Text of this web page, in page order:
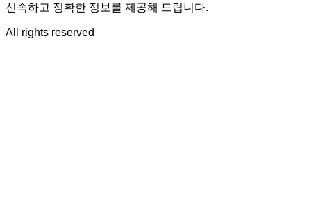
신속하고 정확한 정보를 제공해 드립니다.
All rights reserved